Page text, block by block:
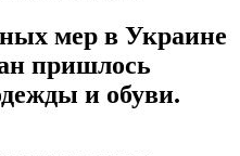
мер в Украине
пришлось
и обуви.